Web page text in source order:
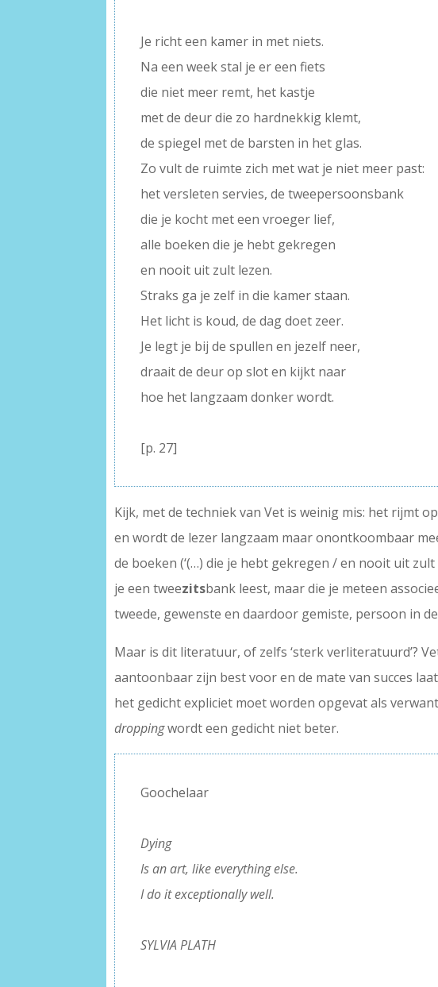
Je richt een kamer in met niets.
Na een week stal je er een fiets
die niet meer remt, het kastje
met de deur die zo hardnekkig klemt,
de spiegel met de barsten in het glas.
Zo vult de ruimte zich met wat je niet meer past:
het versleten servies, de tweepersoonsbank
die je kocht met een vroeger lief,
alle boeken die je hebt gekregen
en nooit uit zult lezen.
Straks ga je zelf in die kamer staan.
Het licht is koud, de dag doet zeer.
Je legt je bij de spullen en jezelf neer,
draait de deur op slot en kijkt naar
hoe het langzaam donker wordt.
[p. 27]
Kijk, met de techniek van Vet is weinig mis: het rijmt
en wordt de lezer langzaam maar onontkoombaar
de boeken (‘(…) die je hebt gekregen / en nooit uit
je een tweezitsbank leest, maar die je meteen
tweede, gewenste en daardoor gemiste, persoon in
Maar is dit literatuur, of zelfs ‘sterk verliteratuurd’?
aantoonbaar zijn best voor en de mate van succes
het gedicht expliciet moet worden opgevat als
droppingwordt een gedicht niet beter.
Goochelaar
Dying
Is an art, like everything else.
I do it exceptionally well.
SYLVIA PLATH